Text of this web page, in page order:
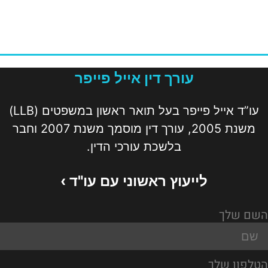
עורך דין אייל פייפר
עו”ד אייל פייפר בעל תואר ראשון במשפטים (LLB)
משנת 2005, עורך דין מוסמך משנת 2007 וחבר
בלשכת עורכי הדין.
לייעוץ ראשוני עם עו"ד ›
השם שלך